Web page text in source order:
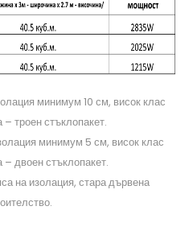
минимум 10 см, висок клас
троен стъклопакет.
минимум 5 см, висок клас
двоен стъклопакет.
на изолация, стара дървена